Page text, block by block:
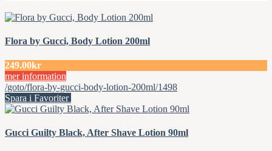
Flora by Gucci, Body Lotion 200ml
249.00kr
mer information
/goto/flora-by-gucci-body-lotion-200ml/1498
Spara i Favoriter
Gucci Guilty Black, After Shave Lotion 90ml